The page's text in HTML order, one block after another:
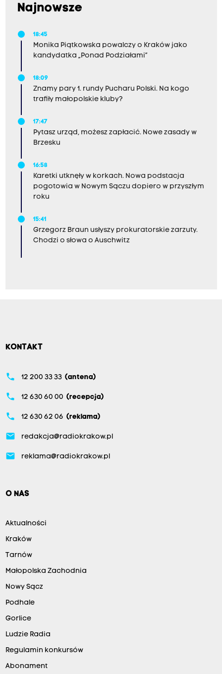
Najnowsze
18:45
Monika Piątkowska powalczy o Kraków jako
kandydatka „Ponad Podziałami”
18:09
Znamy pary 1. rundy Pucharu Polski. Na kogo
trafiły małopolskie kluby?
17:47
Pytasz urząd, możesz zapłacić. Nowe zasady w
Brzesku
16:58
Karetki utknęły w korkach. Nowa podstacja
pogotowia w Nowym Sączu dopiero w przyszłym
roku
15:41
Grzegorz Braun usłyszy prokuratorskie zarzuty.
Chodzi o słowa o Auschwitz
KONTAKT
phone 12 200 33 33 (antena)
phone 12 630 60 00 (recepcja)
phone 12 630 62 06 (reklama)
email redakcja@radiokrakow.pl
email reklama@radiokrakow.pl
O NAS
Aktualności
Kraków
Tarnów
Małopolska Zachodnia
Nowy Sącz
Podhale
Gorlice
Ludzie Radia
Regulamin konkursów
Abonament